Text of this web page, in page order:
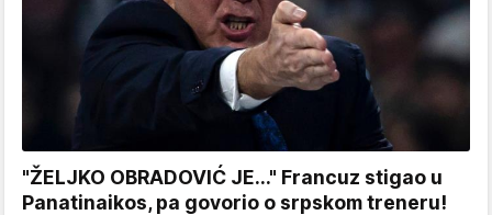
"ŽELJKO OBRADOVIĆ JE..." Francuz stigao u
Panatinaikos, pa govorio o srpskom treneru!